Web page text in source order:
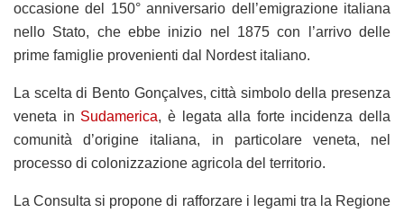
occasione del 150° anniversario dell’emigrazione italiana
nello Stato, che ebbe inizio nel 1875 con l’arrivo delle
prime famiglie provenienti dal Nordest italiano.
La scelta di Bento Gonçalves, città simbolo della presenza
veneta in Sudamerica, è legata alla forte incidenza della
comunità d’origine italiana, in particolare veneta, nel
processo di colonizzazione agricola del territorio.
La Consulta si propone di rafforzare i legami tra la Regione